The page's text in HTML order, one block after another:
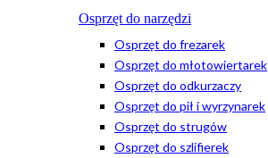
Osprzęt do narzędzi
Osprzęt do frezarek
Osprzęt do młotowiertarek
Osprzęt do odkurzaczy
Osprzęt do pił i wyrzynarek
Osprzęt do strugów
Osprzęt do szlifierek